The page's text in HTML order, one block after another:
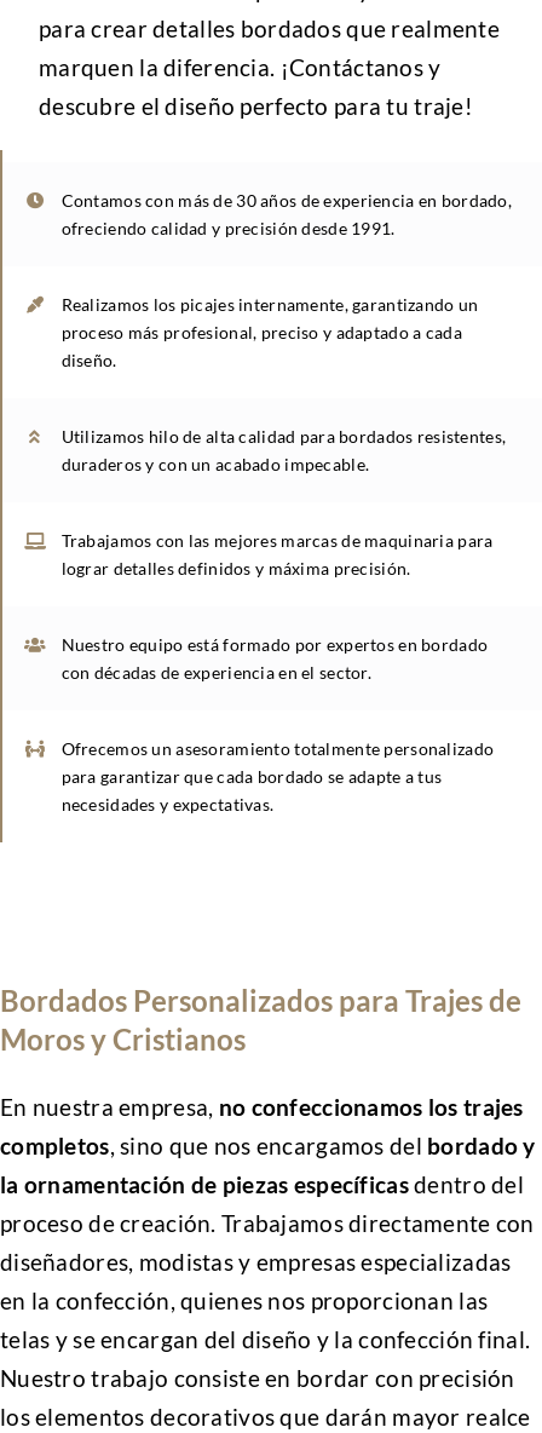
para crear detalles bordados que realmente
marquen la diferencia. ¡Contáctanos y
descubre el diseño perfecto para tu traje!
Contamos con más de 30 años de experiencia en bordado,
ofreciendo calidad y precisión desde 1991.
Realizamos los picajes internamente, garantizando un
proceso más profesional, preciso y adaptado a cada
diseño.
Utilizamos hilo de alta calidad para bordados resistentes,
duraderos y con un acabado impecable.
Trabajamos con las mejores marcas de maquinaria para
lograr detalles definidos y máxima precisión.
Nuestro equipo está formado por expertos en bordado
con décadas de experiencia en el sector.
Ofrecemos un asesoramiento totalmente personalizado
para garantizar que cada bordado se adapte a tus
necesidades y expectativas.
Bordados Personalizados para Trajes de
Moros y Cristianos
En nuestra empresa, no confeccionamos los trajes
completos, sino que nos encargamos del bordado y
la ornamentación de piezas específicasdentro del
proceso de creación. Trabajamos directamente con
diseñadores, modistas y empresas especializadas
en la confección, quienes nos proporcionan las
telas y se encargan del diseño y la confección final.
Nuestro trabajo consiste en bordar con precisión
los elementos decorativos que darán mayor realce